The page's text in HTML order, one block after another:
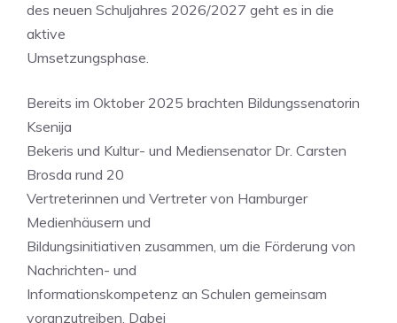
des neuen Schuljahres 2026/2027 geht es in die
aktive
Umsetzungsphase.
Bereits im Oktober 2025 brachten Bildungssenatorin
Ksenija
Bekeris und Kultur- und Mediensenator Dr. Carsten
Brosda rund 20
Vertreterinnen und Vertreter von Hamburger
Medienhäusern und
Bildungsinitiativen zusammen, um die Förderung von
Nachrichten- und
Informationskompetenz an Schulen gemeinsam
voranzutreiben. Dabei